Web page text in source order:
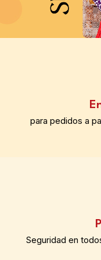
para pedidos a
Seguridad en